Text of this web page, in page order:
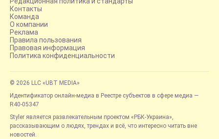
Контакты
Команда
О компании
Реклама
Правила пользования
Правовая информация
Политика конфиденциальности
© 2026 LLC «UBT MEDIA»
Идентификатор онлайн-медиа в Реестре субъектов в сфере медиа —
R40-05347
Styler является развлекательным проектом «РБК-Украина»,
рассказывающим о людях, трендах и всё, что интересно читать вне
новостей.